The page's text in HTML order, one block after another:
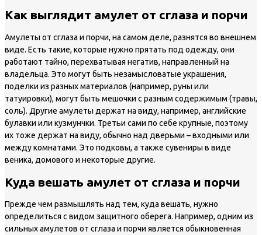
Как выглядит амулет от сглаза и порчи
Амулеты от сглаза и порчи, на самом деле, разнятся во внешнем
виде. Есть такие, которые нужно прятать под одежду, они
работают тайно, перехватывая негатив, направленный на
владельца. Это могут быть незамысловатые украшения,
поделки из разных материалов (например, руны или
татуировки), могут быть мешочки с разным содержимым (травы,
соль). Другие амулеты держат на виду, например, английские
булавки или кузмунчки. Третьи сами по себе крупные, поэтому
их тоже держат на виду, обычно над дверьми – входными или
между комнатами. Это подковы, а также сувениры в виде
веника, домового и некоторые другие.
Куда вешать амулет от сглаза и порчи
Прежде чем размышлять над тем, куда вешать, нужно
определиться с видом защитного оберега. Например, одним из
сильных амулетов от сглаза и порчи является обыкновенная